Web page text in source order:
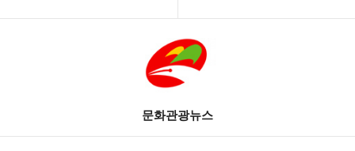
문화관광뉴스